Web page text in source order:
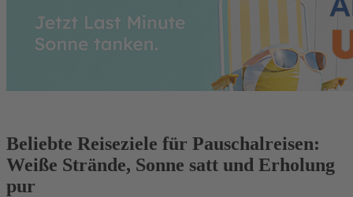
Beliebte Reiseziele für Pauschalreisen:
Weiße Strände, Sonne satt und Erholung
pur